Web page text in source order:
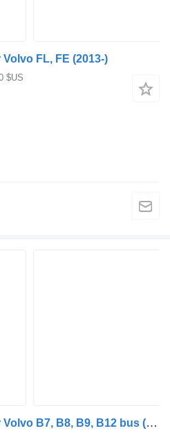
FL, FE (2013-)
$US
Sailun 285/70 R19.5 pour Volvo B7, B8, B9, B12 bus (2005-)